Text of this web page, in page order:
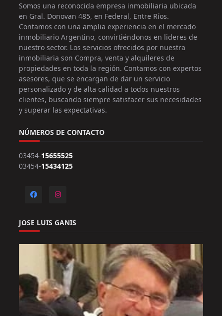
Somos una reconocida empresa inmobiliaria ubicada
en Gral. Donovan 485, en Federal, Entre Ríos.
Contamos con una amplia experiencia en el mercado
inmobiliario Argentino, convirtiéndonos en lideres de
nuestro sector. Los servicios ofrecidos por nuestra
inmobiliaria son Compra, venta y alquileres de
propiedades en toda la región. Contamos con expertos
asesores, que se encargan de dar un servicio
personalizado y de alta calidad a todos nuestros
clientes, buscando siempre satisfacer sus necesidades
y superar las expectativas.
NÚMEROS DE CONTACTO
03454-15655525
03454-15434125
JOSE LUIS GANIS